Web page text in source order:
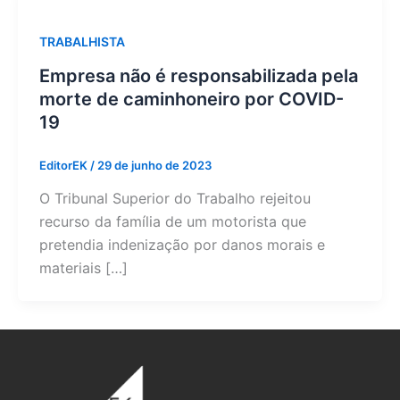
TRABALHISTA
Empresa não é responsabilizada pela
morte de caminhoneiro por COVID-
19
EditorEK / 29 de junho de 2023
O Tribunal Superior do Trabalho rejeitou
recurso da família de um motorista que
pretendia indenização por danos morais e
materiais […]